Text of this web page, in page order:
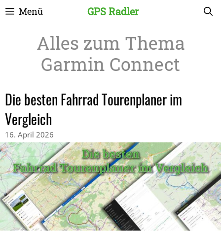
Zum
GPS Radler
Menü
Garmin Connect
Die besten Fahrrad Tourenplaner im
Vergleich
16. April 2026